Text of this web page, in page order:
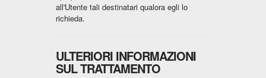
all'Utente tali destinatari qualora egli lo
richieda.
ULTERIORI INFORMAZIONI
SUL TRATTAMENTO